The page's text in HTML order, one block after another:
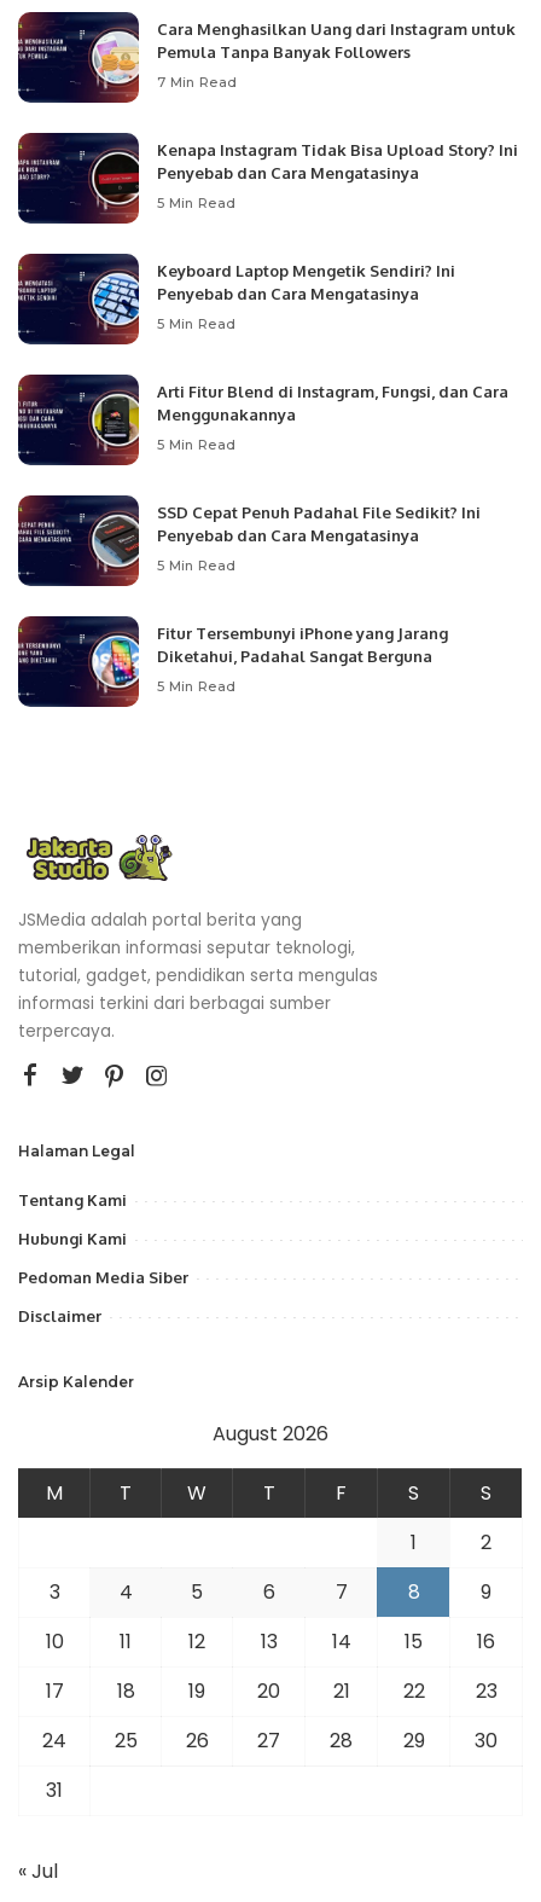
Cara Menghasilkan Uang dari Instagram untuk
Pemula Tanpa Banyak Followers
7 Min Read
Kenapa Instagram Tidak Bisa Upload Story? Ini
Penyebab dan Cara Mengatasinya
5 Min Read
Keyboard Laptop Mengetik Sendiri? Ini
Penyebab dan Cara Mengatasinya
5 Min Read
Arti Fitur Blend di Instagram, Fungsi, dan Cara
Menggunakannya
5 Min Read
SSD Cepat Penuh Padahal File Sedikit? Ini
Penyebab dan Cara Mengatasinya
5 Min Read
Fitur Tersembunyi iPhone yang Jarang
Diketahui, Padahal Sangat Berguna
5 Min Read
JSMedia adalah portal berita yang
memberikan informasi seputar teknologi,
tutorial, gadget, pendidikan serta mengulas
informasi terkini dari berbagai sumber
terpercaya.
Halaman Legal
Tentang Kami
Hubungi Kami
Pedoman Media Siber
Disclaimer
Arsip Kalender
August 2026
M T W T F S
S
1
2
3
4 5 6 7 8
9
10
11 12 13 14 15
16
17
18 19 20 21 22
23
24
25 26 27 28 29
30
31
« Jul